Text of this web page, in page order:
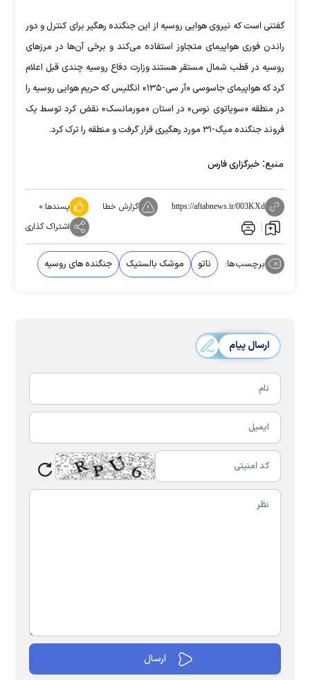
گفتنی است که نیروی هوایی روسیه از این جنگنده رهگیر برای کنترل و دور
راندن فوری هواپیمای متجاوز استفاده می‌کند و برخی آن‌ها در مرزهای
روسیه در قطب شمال مستقر هستند وزارت دفاع روسیه چندی قبل اعلام
کرد که هواپیمای جاسوسی «آر سی-۱۳۵» انگلیس که حریم هوایی روسیه را
در منطقه «سویاتوی نوس» در استان «مورمانسک» نقض کرد توسط یک
فروند جنگنده میگ-۳۱ مورد رهگیری قرار گرفت و منطقه را ترک کرد.
منبع: خبرگزاری فارس
https://aftabnews.ir/003KXd گزارش خطا پسندها:۰
اشتراک گذاری
برچسب‌ها: ناتو موشک بالستیک جنگنده های روسیه
ارسال پیام